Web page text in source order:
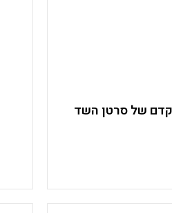
של סרטן השד